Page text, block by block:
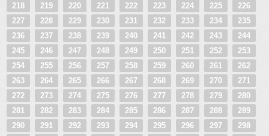
218
219 220 221 222 223 224 225
226
227
228 229 230 231 232 233 234
235
236
237 238 239 240 241 242 243
244
245
246 247 248 249 250 251 252
253
254
255 256 257 258 259 260 261
262
263
264 265 266 267 268 269 270
271
272
273 274 275 276 277 278 279
280
281
282 283 284 285 286 287 288
289
290
291 292 293 294 295 296 297
298